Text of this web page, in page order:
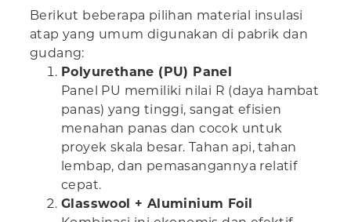
Berikut beberapa pilihan material insulasi
atap yang umum digunakan di pabrik dan
gudang:
Polyurethane (PU) Panel
Panel PU memiliki nilai R (daya hambat
panas) yang tinggi, sangat efisien
menahan panas dan cocok untuk
proyek skala besar. Tahan api, tahan
lembap, dan pemasangannya relatif
cepat.
Glasswool + Aluminium Foil